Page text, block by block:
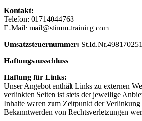
Kontakt:
Telefon: 01714044768
E-Mail: mail@stimm-training.com
Umsatzsteuernummer:
Haftungsausschluss
Haftung für Links:
Unser Angebot enthält Links zu externen
verlinkten Seiten ist stets der jeweilige
Inhalte waren zum Zeitpunkt der
Bekanntwerden von Rechtsverletzungen